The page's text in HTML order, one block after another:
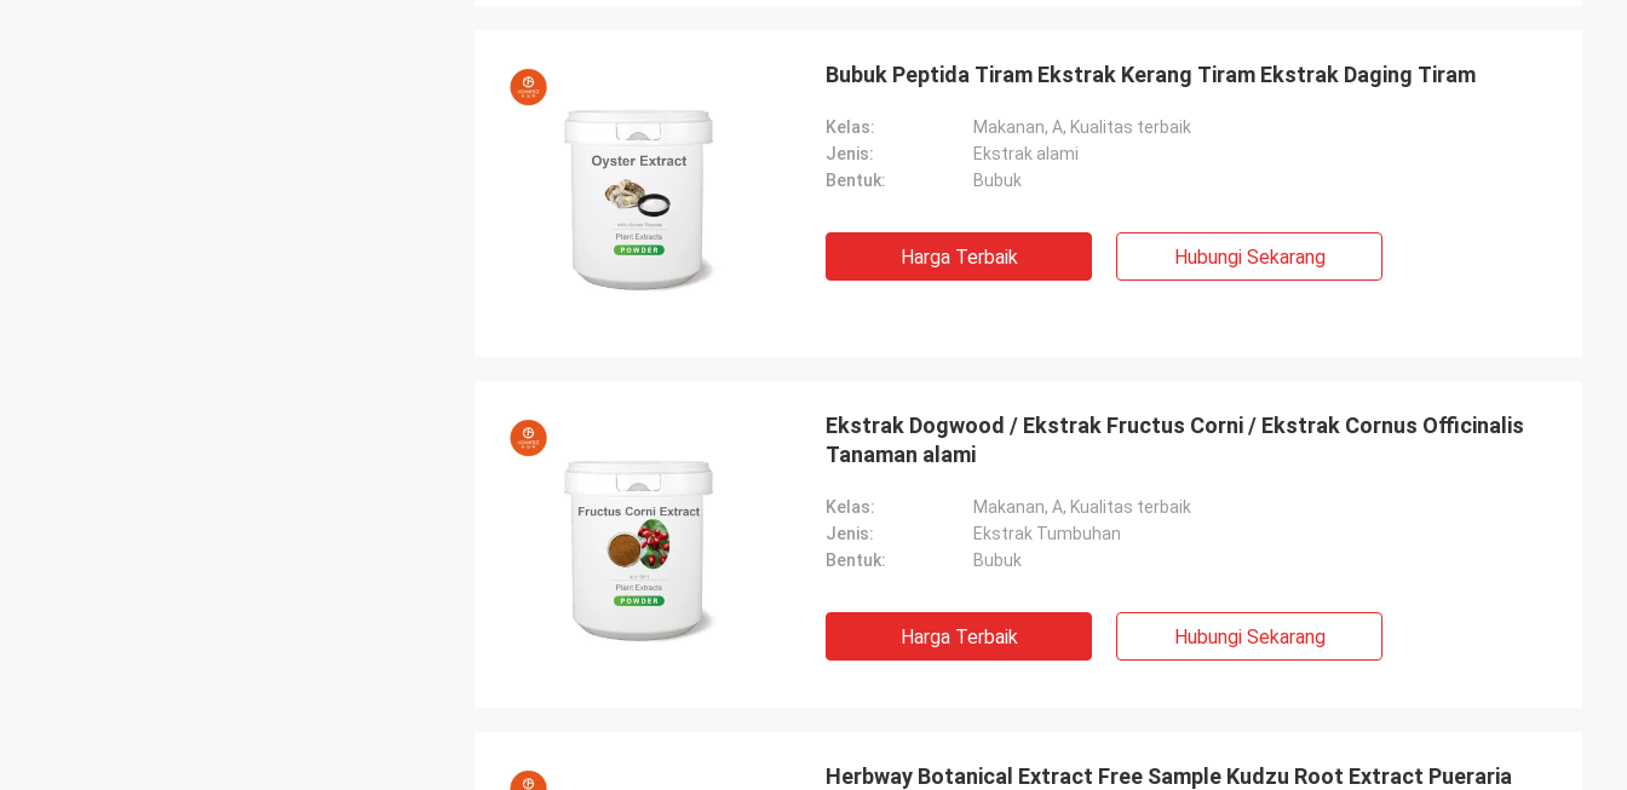
Bubuk Peptida Tiram Ekstrak Kerang Tiram Ekstrak Daging Tiram
Kelas:
Makanan, A, Kualitas terbaik
Jenis:
Ekstrak alami
Bentuk:
Bubuk
Harga Terbaik Hubungi Sekarang
Ekstrak Dogwood / Ekstrak Fructus Corni / Ekstrak Cornus Officinalis
Tanaman alami
Kelas:
Makanan, A, Kualitas terbaik
Jenis:
Ekstrak Tumbuhan
Bentuk:
Bubuk
Harga Terbaik Hubungi Sekarang
Herbway Botanical Extract Free Sample Kudzu Root Extract Pueraria